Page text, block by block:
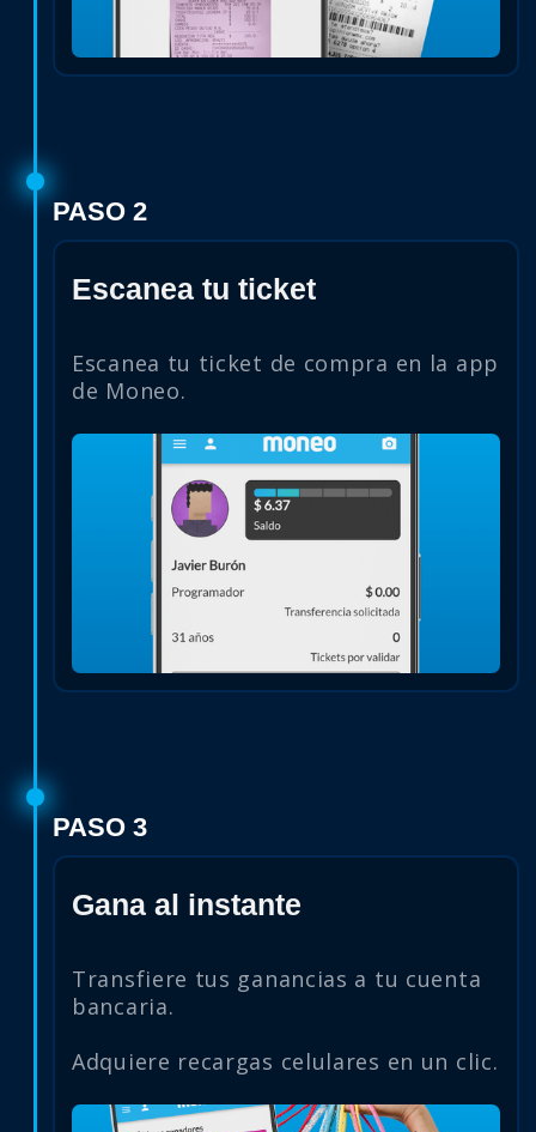
PASO 2
Escanea tu ticket
Escanea tu ticket de compra en la app
de Moneo.
PASO 3
Gana al instante
Transfiere tus ganancias a tu cuenta
bancaria.
Adquiere recargas celulares en un clic.